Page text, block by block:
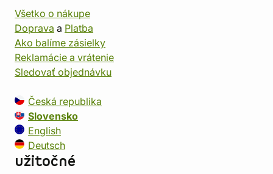
Všetko o nákupe
Doprava a Platba
Ako balíme zásielky
Reklamácie a vrátenie
Sledovať objednávku
Česká republika
Slovensko
English
Deutsch
užitočné